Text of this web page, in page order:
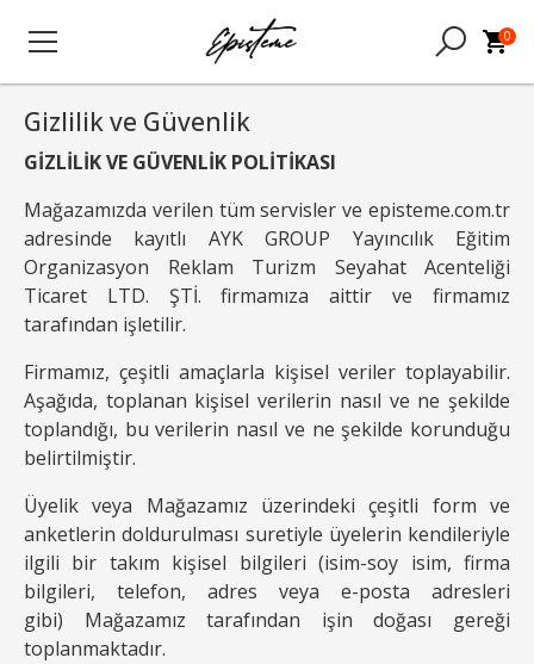
0
Gizlilik ve Güvenlik
GİZLİLİK VE GÜVENLİK POLİTİKASI
Mağazamızda verilen tüm servisler ve episteme.com.tr
adresinde kayıtlı AYK GROUP Yayıncılık Eğitim
Organizasyon Reklam Turizm Seyahat Acenteliği
Ticaret LTD. ŞTİ. firmamıza aittir ve firmamız
tarafından işletilir.
Firmamız, çeşitli amaçlarla kişisel veriler toplayabilir.
Aşağıda, toplanan kişisel verilerin nasıl ve ne şekilde
toplandığı, bu verilerin nasıl ve ne şekilde korunduğu
belirtilmiştir.
Üyelik veya Mağazamız üzerindeki çeşitli form ve
anketlerin doldurulması suretiyle üyelerin kendileriyle
ilgili bir takım kişisel bilgileri (isim-soy isim, firma
bilgileri, telefon, adres veya e-posta adresleri
gibi) Mağazamız tarafından işin doğası gereği
toplanmaktadır.